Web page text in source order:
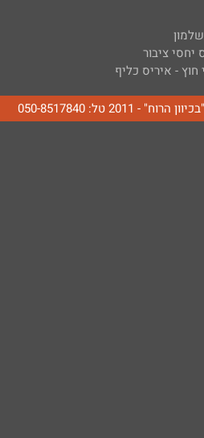
יחסי ציבור
חוץ - איריס כליף
טל: 050-8517840